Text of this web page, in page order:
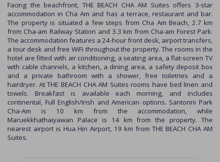
Facing the beachfront, THE BEACH CHA AM Suites offers 3-star
accommodation in Cha Am and has a terrace, restaurant and bar.
The property is situated a few steps from Cha Am Beach, 2.7 km
from Cha-am Railway Station and 3.3 km from Cha-am Forest Park.
The accommodation features a 24-hour front desk, airport transfers,
a tour desk and free WiFi throughout the property. The rooms in the
hotel are fitted with air conditioning, a seating area, a flat-screen TV
with cable channels, a kitchen, a dining area, a safety deposit box
and a private bathroom with a shower, free toiletries and a
hairdryer. At THE BEACH CHA AM Suites rooms have bed linen and
towels. Breakfast is available each morning, and includes
continental, Full English/Irish and American options. Santorini Park
Cha-Am is 10 km from the accommodation, while
Maruekkhathaiyawan Palace is 14 km from the property. The
nearest airport is Hua Hin Airport, 19 km from THE BEACH CHA AM
Suites.